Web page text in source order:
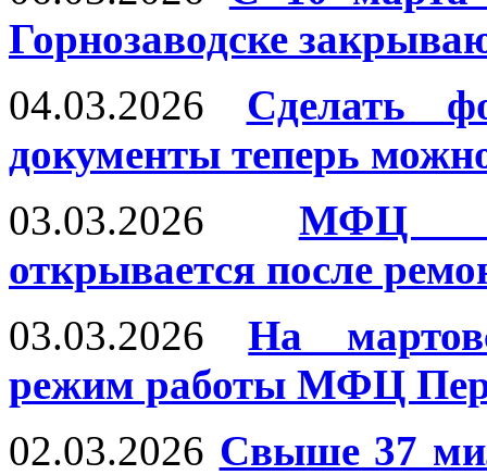
Горнозаводске
04.03.2026
Сделать
документы теперь
03.03.2026
МФЦ
открывается после
03.03.2026
На
режим работы МФЦ
02.03.2026 Свыше 37